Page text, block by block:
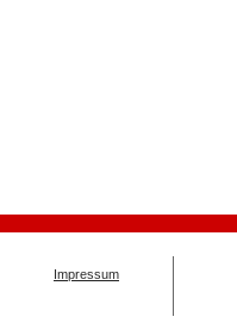
Impressum